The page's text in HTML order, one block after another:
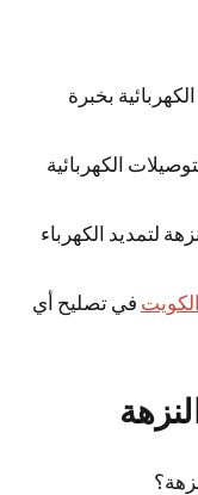
بخبرة
الكهربائية
لتمديد الكهرباء
في تصليح أي